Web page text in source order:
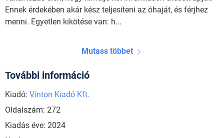
Ennek érdekében akár kész teljesíteni az óhaját, és férjhez
menni. Egyetlen kikötése van: h...
Mutass többet
További információ
Kiadó: Vinton Kiadó Kft.
Oldalszám: 272
Kiadás éve: 2024